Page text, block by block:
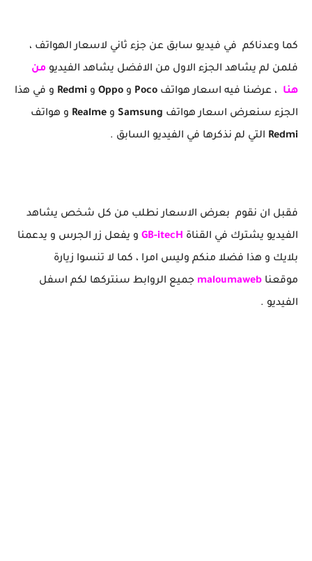
كما وعدناكم في فيديو سابق عن جزء ثاني لاسعار الهواتف ،
فلمن لم يشاهد الجزء الاول من الافضل يشاهد الفيديو من
هنا ، عرضنا فيه اسعار هواتف Poco و Oppo و Redmi و في هذا
الجزء سنعرض اسعار هواتف Samsung و Realme و هواتف
Redmi التي لم نذكرها في الفيديو السابق .
فقبل ان نقوم بعرض الاسعار نطلب من كل شخص يشاهد
الفيديو يشترك في القناة
GB-itecH
و يفعل زر الجرس و يدعمنا
بلايك و هذا فضلا منكم وليس امرا ، كما لا تنسوا زيارة
موقعنا maloumaweb جميع الروابط سنتركها لكم اسفل
الفيديو .